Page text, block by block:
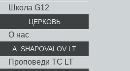
Школа G12
ЦЕРКОВЬ
О нас
A. SHAPOVALOV LT
Проповеди TC LT